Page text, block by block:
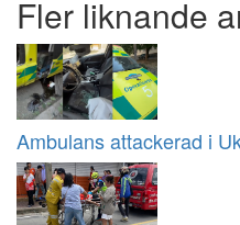
Fler liknande
Ambulans attackerad i